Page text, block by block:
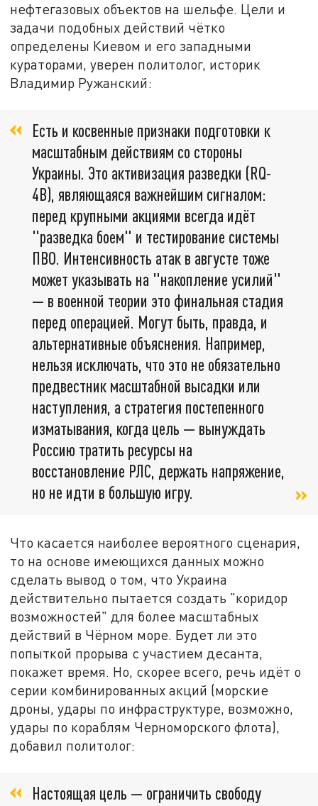
нефтегазовых объектов на шельфе. Цели и
задачи подобных действий чётко
определены Киевом и его западными
кураторами, уверен политолог, историк
Владимир Ружанский:
Есть и косвенные признаки подготовки к
масштабным действиям со стороны
Украины. Это активизация разведки (RQ-
4B), являющаяся важнейшим сигналом:
перед крупными акциями всегда идёт
"разведка боем" и тестирование системы
ПВО. Интенсивность атак в августе тоже
может указывать на "накопление усилий"
— в военной теории это финальная стадия
перед операцией. Могут быть, правда, и
альтернативные объяснения. Например,
нельзя исключать, что это не обязательно
предвестник масштабной высадки или
наступления, а стратегия постепенного
изматывания, когда цель — вынуждать
Россию тратить ресурсы на
восстановление РЛС, держать напряжение,
но не идти в большую игру.
Что касается наиболее вероятного сценария,
то на основе имеющихся данных можно
сделать вывод о том, что Украина
действительно пытается создать "коридор
возможностей" для более масштабных
действий в Чёрном море. Будет ли это
попыткой прорыва с участием десанта,
покажет время. Но, скорее всего, речь идёт о
серии комбинированных акций (морские
дроны, удары по инфраструктуре, возможно,
удары по кораблям Черноморского флота),
добавил политолог:
Настоящая цель — ограничить свободу